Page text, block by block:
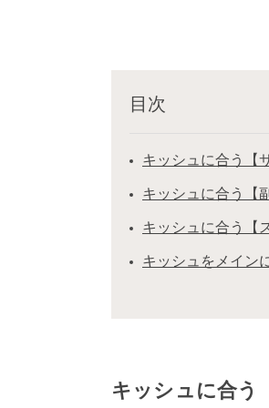
目次
キッシュに合う【
キッシュに合う【
キッシュに合う【
キッシュをメイン
キッシュに合う